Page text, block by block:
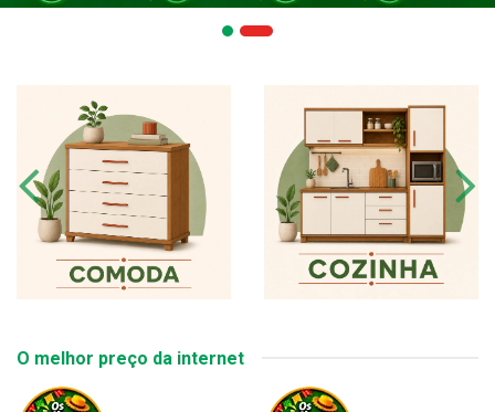
O melhor preço da internet